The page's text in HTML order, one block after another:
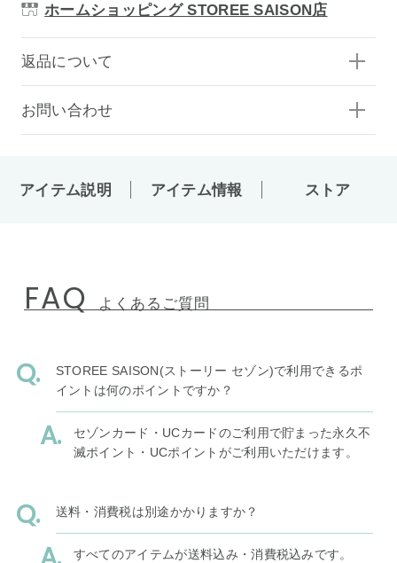
ホームショッピング STOREE SAISON店
返品について
お問い合わせ
アイテム説明 アイテム情報 ストア
FAQ よくあるご質問
STOREE SAISON(ストーリー セゾン)で利用できるポ
イントは何のポイントですか？
セゾンカード・UCカードのご利用で貯まった永久不
滅ポイント・UCポイントがご利用いただけます。
送料・消費税は別途かかりますか？
すべてのアイテムが送料込み・消費税込みです。